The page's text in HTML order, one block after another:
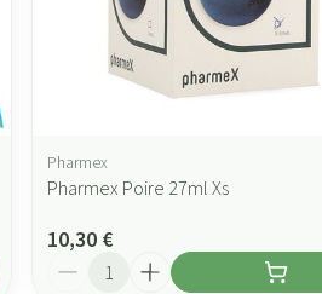
Pharmex
Pharmex Poire 27ml Xs
10,30 €
Quantité